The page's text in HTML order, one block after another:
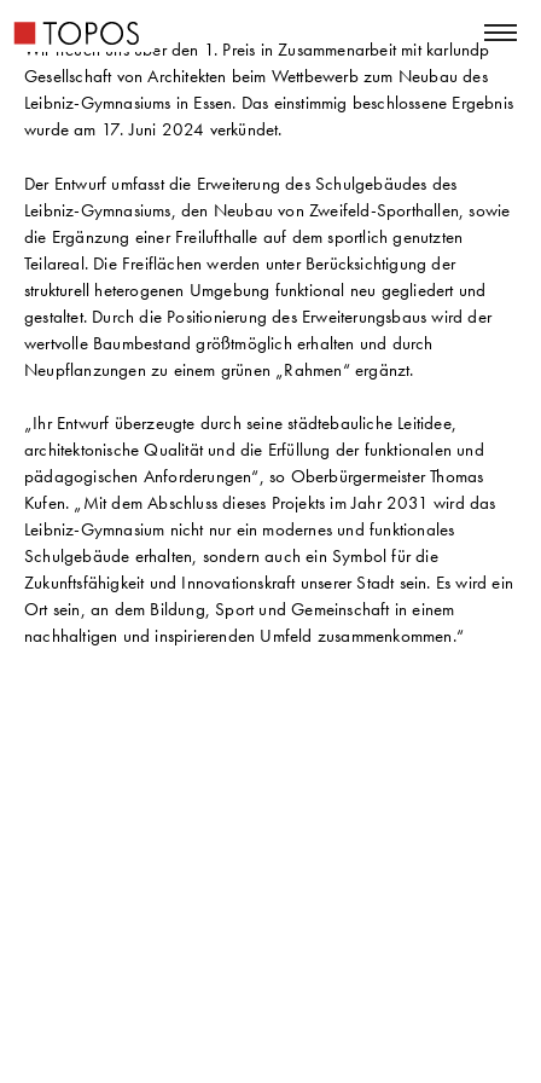
Wir freuen uns über den 1. Preis in Zusammenarbeit mit karlundp
Gesellschaft von Architekten beim Wettbewerb zum Neubau des
Leibniz-Gymnasiums in Essen. Das einstimmig beschlossene Ergebnis
wurde am 17. Juni 2024 verkündet.
Der Entwurf umfasst die Erweiterung des Schulgebäudes des
Leibniz-Gymnasiums, den Neubau von Zweifeld-Sporthallen, sowie
die Ergänzung einer Freilufthalle auf dem sportlich genutzten
Teilareal. Die Freiflächen werden unter Berücksichtigung der
strukturell heterogenen Umgebung funktional neu gegliedert und
gestaltet. Durch die Positionierung des Erweiterungsbaus wird der
wertvolle Baumbestand größtmöglich erhalten und durch
Neupflanzungen zu einem grünen „Rahmen“ ergänzt.
„Ihr Entwurf überzeugte durch seine städtebauliche Leitidee,
architektonische Qualität und die Erfüllung der funktionalen und
pädagogischen Anforderungen“, so Oberbürgermeister Thomas
Kufen. „Mit dem Abschluss dieses Projekts im Jahr 2031 wird das
Leibniz-Gymnasium nicht nur ein modernes und funktionales
Schulgebäude erhalten, sondern auch ein Symbol für die
Zukunftsfähigkeit und Innovationskraft unserer Stadt sein. Es wird ein
Ort sein, an dem Bildung, Sport und Gemeinschaft in einem
nachhaltigen und inspirierenden Umfeld zusammenkommen.“